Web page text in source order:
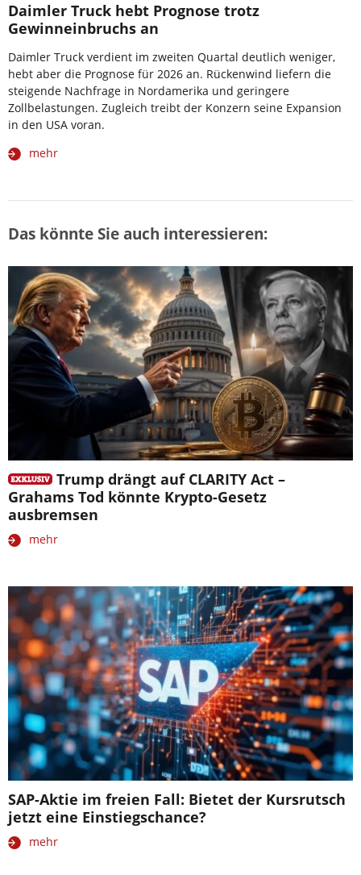
Daimler Truck hebt Prognose trotz
Gewinneinbruchs an
Daimler Truck verdient im zweiten Quartal deutlich weniger,
hebt aber die Prognose für 2026 an. Rückenwind liefern die
steigende Nachfrage in Nordamerika und geringere
Zollbelastungen. Zugleich treibt der Konzern seine Expansion
in den USA voran.
mehr
Das könnte Sie auch interessieren:
Trump drängt auf CLARITY Act –
Grahams Tod könnte Krypto-Gesetz
ausbremsen
mehr
SAP-Aktie im freien Fall: Bietet der Kursrutsch
jetzt eine Einstiegschance?
mehr